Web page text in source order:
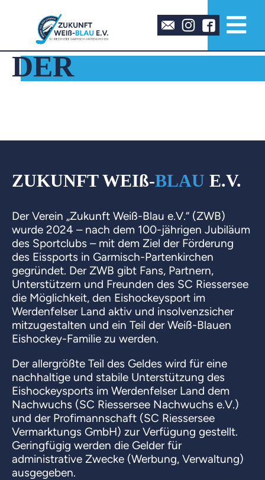
DER
ZUKUNFT WEIß-BLAU E.V.
Der Verein „Zukunft Weiß-Blau e.V.“ (ZWB)
wurde 2024 – nach dem 100-jährigen Jubiläum
des Sportclubs – mit dem Ziel der Förderung
des Eissports in Garmisch-Partenkirchen
gegründet. Der ZWB gibt Fans, Partnern,
Unterstützern und Freunden des SC Riessersee
die Möglichkeit, den Eishockeysport im
Werdenfelser Land aktiv und insolvenzsicher
mitzugestalten und ein Teil der Weiß-Blauen
Eishockey-Familie zu werden.
Der allergrößte Teil des Geldes wird für eine
nachhaltige und stabile Unterstützung des
Eishockeysports im Werdenfelser Land dem
Nachwuchs (SC Riessersee Nachwuchs e.V.)
und der Profimannschaft (SC Riessersee
Vermarktungs GmbH) zur Verfügung gestellt.
Geringfügig werden die Gelder für
administrative Zwecke (Werbung, Verwaltung)
ausgegeben.